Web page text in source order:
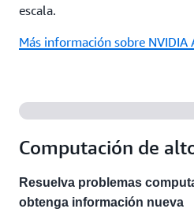
escala.
Más información sobre NVIDIA
Computación de
Resuelva problemas
obtenga información nueva